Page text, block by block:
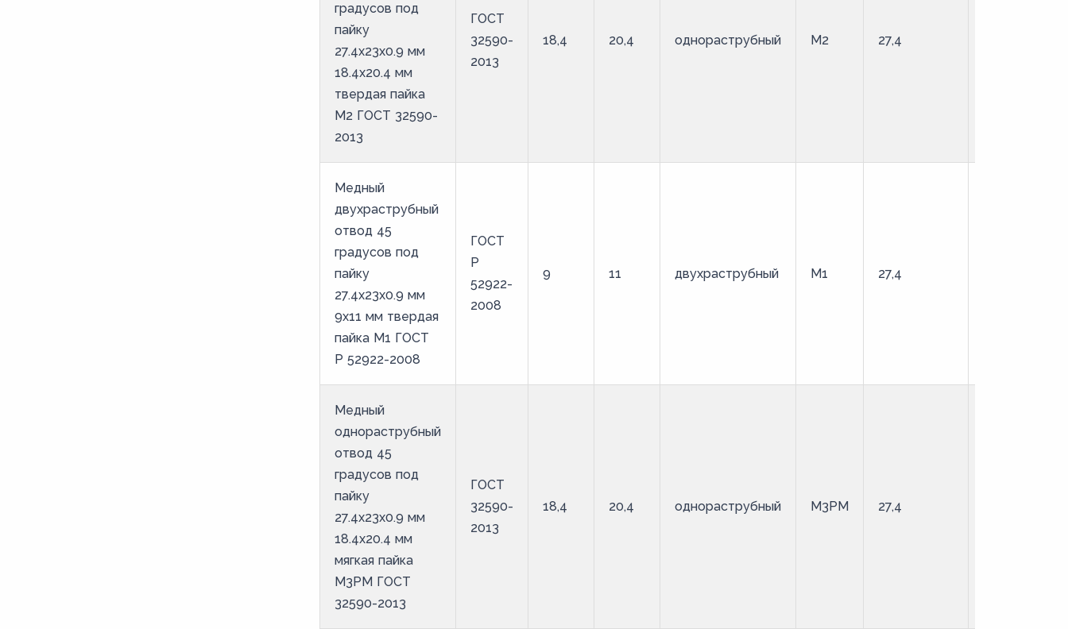
градусов под
пайку
27.4х23х0.9 мм
18.4х20.4 мм
твердая пайка
М2 ГОСТ 32590-
2013
ГОСТ
32590-
2013
18,4 20,4 однораструбный М2 27,4
Медный
двухраструбный
отвод 45
градусов под
пайку
27.4х23х0.9 мм
9х11 мм твердая
пайка М1 ГОСТ
Р 52922-2008
ГОСТ
Р
52922-
2008
9 11 двухраструбный М1 27,4
Медный
однораструбный
отвод 45
градусов под
пайку
27.4х23х0.9 мм
18.4х20.4 мм
мягкая пайка
М3РМ ГОСТ
32590-2013
ГОСТ
32590-
2013
18,4 20,4 однораструбный М3РМ 27,4